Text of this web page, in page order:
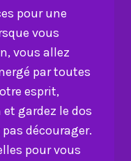
pour une
vous
vous allez
par toutes
esprit,
gardez le dos
décourager.
pour vous